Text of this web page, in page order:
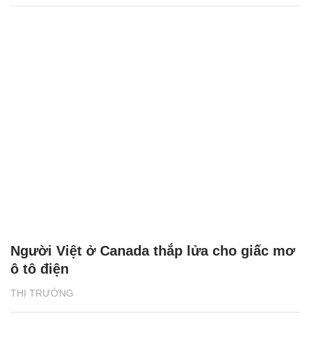
THỊ TRƯỜNG
Người Việt ở Canada thắp lửa cho giấc mơ
ô tô điện